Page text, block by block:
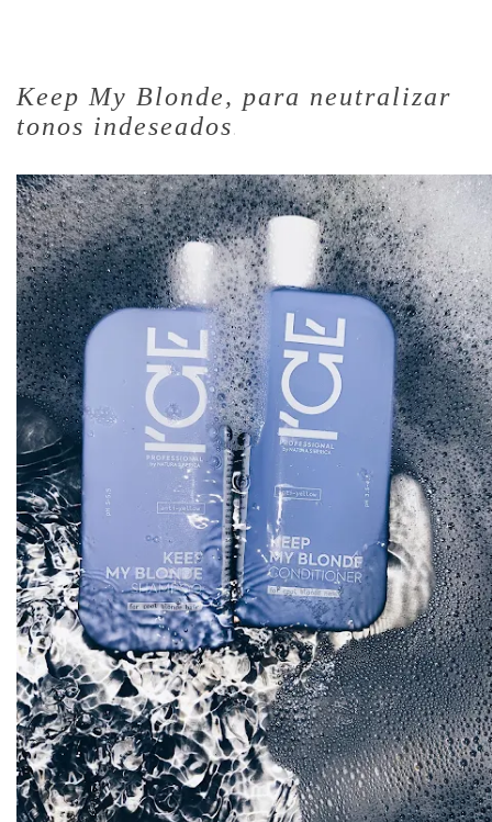
Keep My Blonde, para neutralizar
tonos indeseados.